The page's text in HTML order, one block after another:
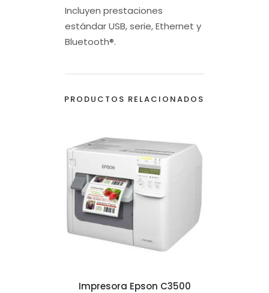
Incluyen prestaciones
estándar USB, serie, Ethernet y
Bluetooth®.
PRODUCTOS RELACIONADOS
Impresora Epson C3500